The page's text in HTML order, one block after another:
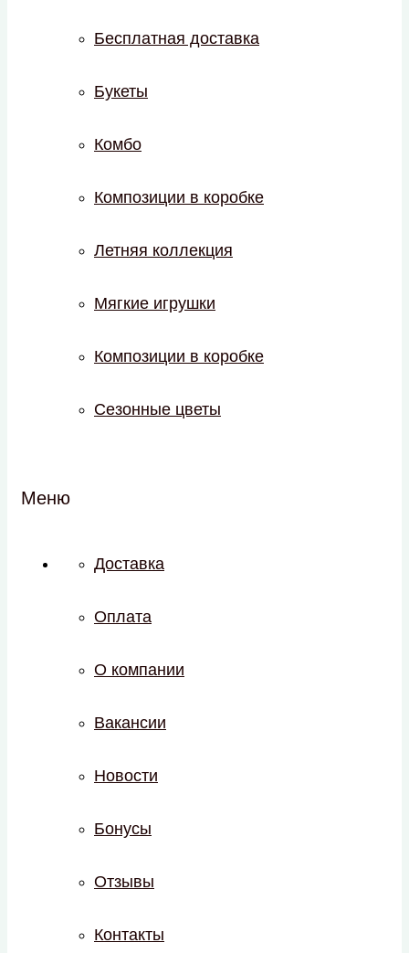
Бесплатная доставка
Букеты
Комбо
Композиции в коробке
Летняя коллекция
Мягкие игрушки
Композиции в коробке
Сезонные цветы
Меню
Доставка
Оплата
О компании
Вакансии
Новости
Бонусы
Отзывы
Контакты